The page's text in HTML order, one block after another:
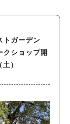
トガーデン
クショップ開
）